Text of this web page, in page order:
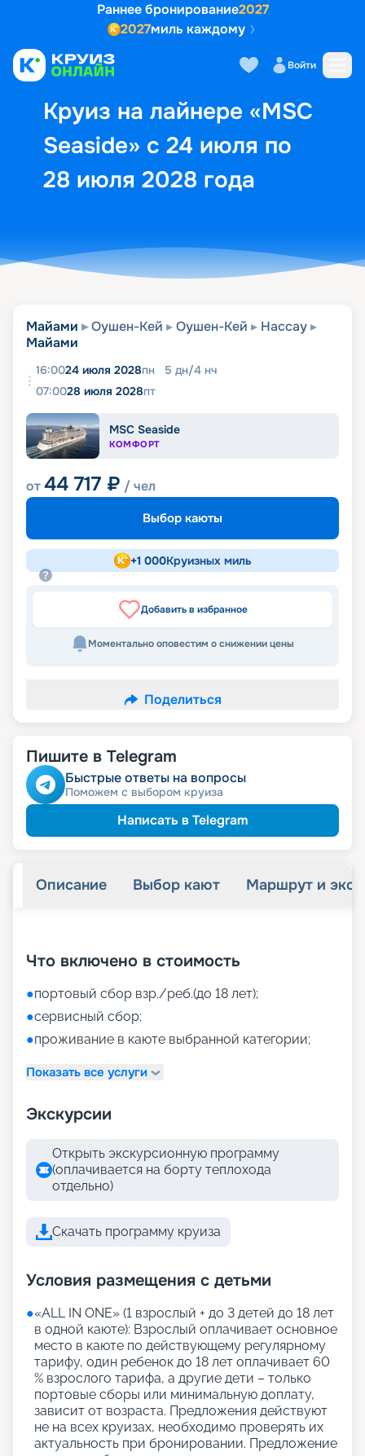
Раннее бронирование2027
2027миль каждому
Войти
Круиз на лайнере «MSC
Seaside» с 24 июля по
28 июля 2028 года
Выбор кают Маршрут и
Майами Оушен-Кей Оушен-Кей
Нассау
Майами
16:0024 июля 2028пн 5 дн/4 нч
07:0028 июля 2028пт
MSC Seaside
КОМФОРТ
от44 717 ₽ / чел
Выбор каюты
+1 000Круизных миль
Добавить в избранное
Моментально оповестим о снижении цены
Поделиться
Пишите в Telegram
Быстрые ответы на вопросы
Поможем с выбором круиза
Написать в Telegram
Описание Выбор кают Маршрут и
Что включено в стоимость
●портовый сбор взр./реб.(до 18 лет);
●сервисный сбор;
●проживание в каюте выбранной категории;
Показать все услуги
Экскурсии
Открыть экскурсионную программу
(оплачивается на борту теплохода
отдельно)
Скачать программу круиза
Условия размещения с детьми
●«АLL IN ONE» (1 взрослый + до 3 детей до 18 лет
в одной каюте): Взрослый оплачивает основное
место в каюте по действующему регулярному
тарифу, один ребенок до 18 лет оплачивает 60
% взрослого тарифа, а другие дети – только
портовые сборы или минимальную доплату,
зависит от возраста. Предложения действуют
не на всех круизах, необходимо проверять их
актуальность при бронировании. Предложение